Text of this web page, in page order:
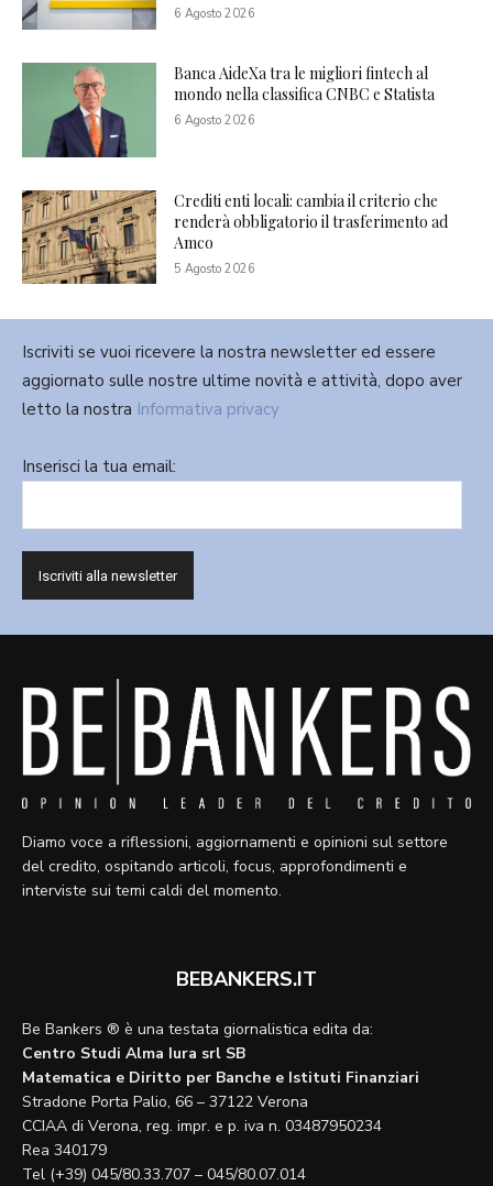
6 Agosto 2026
Banca AideXa tra le migliori fintech al
mondo nella classifica CNBC e Statista
6 Agosto 2026
Crediti enti locali: cambia il criterio che
renderà obbligatorio il trasferimento ad
Amco
5 Agosto 2026
Iscriviti se vuoi ricevere la nostra newsletter ed essere
aggiornato sulle nostre ultime novità e attività, dopo aver
letto la nostra Informativa privacy
Inserisci la tua email:
Diamo voce a riflessioni, aggiornamenti e opinioni sul settore
del credito, ospitando articoli, focus, approfondimenti e
interviste sui temi caldi del momento.
BEBANKERS.IT
Be Bankers ® è una testata giornalistica edita da:
Centro Studi Alma Iura srl SB
Matematica e Diritto per Banche e Istituti Finanziari
Stradone Porta Palio, 66 – 37122 Verona
CCIAA di Verona, reg. impr. e p. iva n. 03487950234
Rea 340179
Tel (+39) 045/80.33.707 – 045/80.07.014